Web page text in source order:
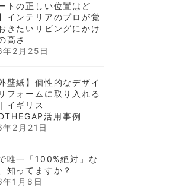
トの正しい位置はど
インテリアのプロが覚
きたいリビングにかけ
高さ
2月25日
壁紙】個性的なデザイ
フォームに取り入れる
イギリス
活用事例
2月21日
唯一「100%絶対」な
知ってますか？
1月8日